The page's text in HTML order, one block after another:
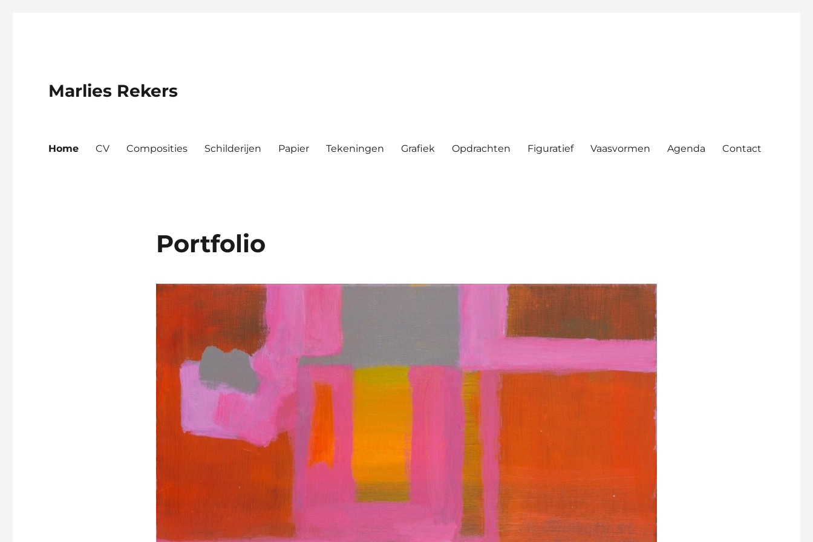
Marlies Rekers
Home CV Composities Schilderijen Papier Tekeningen Grafiek Opdrachten Figuratief Vaasvormen Agenda Contact
Portfolio